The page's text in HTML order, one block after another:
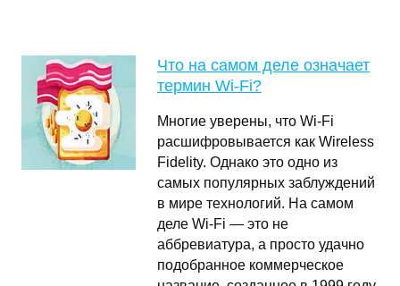
Что на самом деле означает
термин Wi-Fi?
Многие уверены, что Wi-Fi
расшифровывается как Wireless
Fidelity. Однако это одно из
самых популярных заблуждений
в мире технологий. На самом
деле Wi-Fi — это не
аббревиатура, а просто удачно
подобранное коммерческое